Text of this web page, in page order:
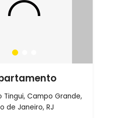
Tingui, Campo Grande,
de Janeiro, RJ